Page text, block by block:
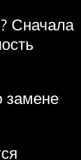
Сначала
замене